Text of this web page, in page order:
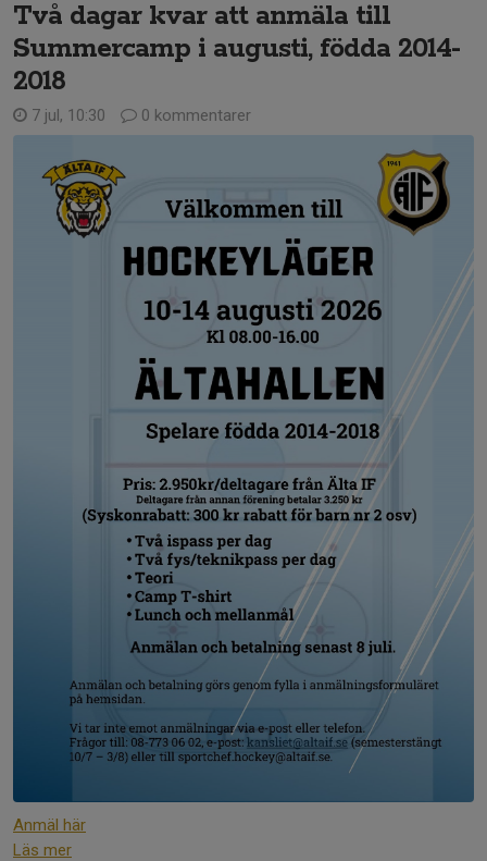
Två dagar kvar att anmäla till
Summercamp i augusti, födda 2014-
2018
7 jul, 10:30 0 kommentarer
Anmäl här
Läs mer